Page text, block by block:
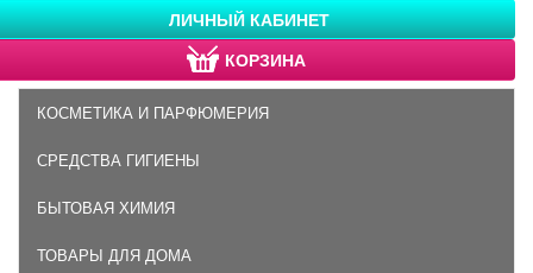
ЛИЧНЫЙ КАБИНЕТ
КОРЗИНА
КОСМЕТИКА И ПАРФЮМЕРИЯ
СРЕДСТВА ГИГИЕНЫ
БЫТОВАЯ ХИМИЯ
ТОВАРЫ ДЛЯ ДОМА